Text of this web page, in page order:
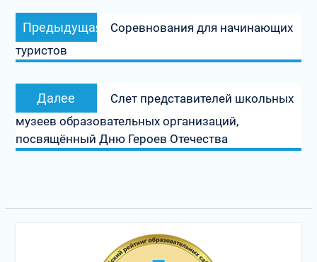
Навигация
по
записям
Предыдущая
запись:
Соревнования для начинающих
туристов
Далее
запись:
Слет представителей школьных
музеев образовательных организаций,
посвящённый Дню Героев Отечества